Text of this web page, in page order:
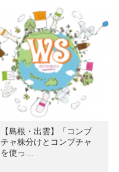
【島根・出雲】「コンブ
チャ株分けとコンブチャ
を使っ…